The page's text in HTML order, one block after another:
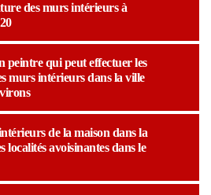
des murs intérieurs à
peintre qui peut effectuer les
murs intérieurs dans la ville
de la maison dans la
localités avoisinantes dans le